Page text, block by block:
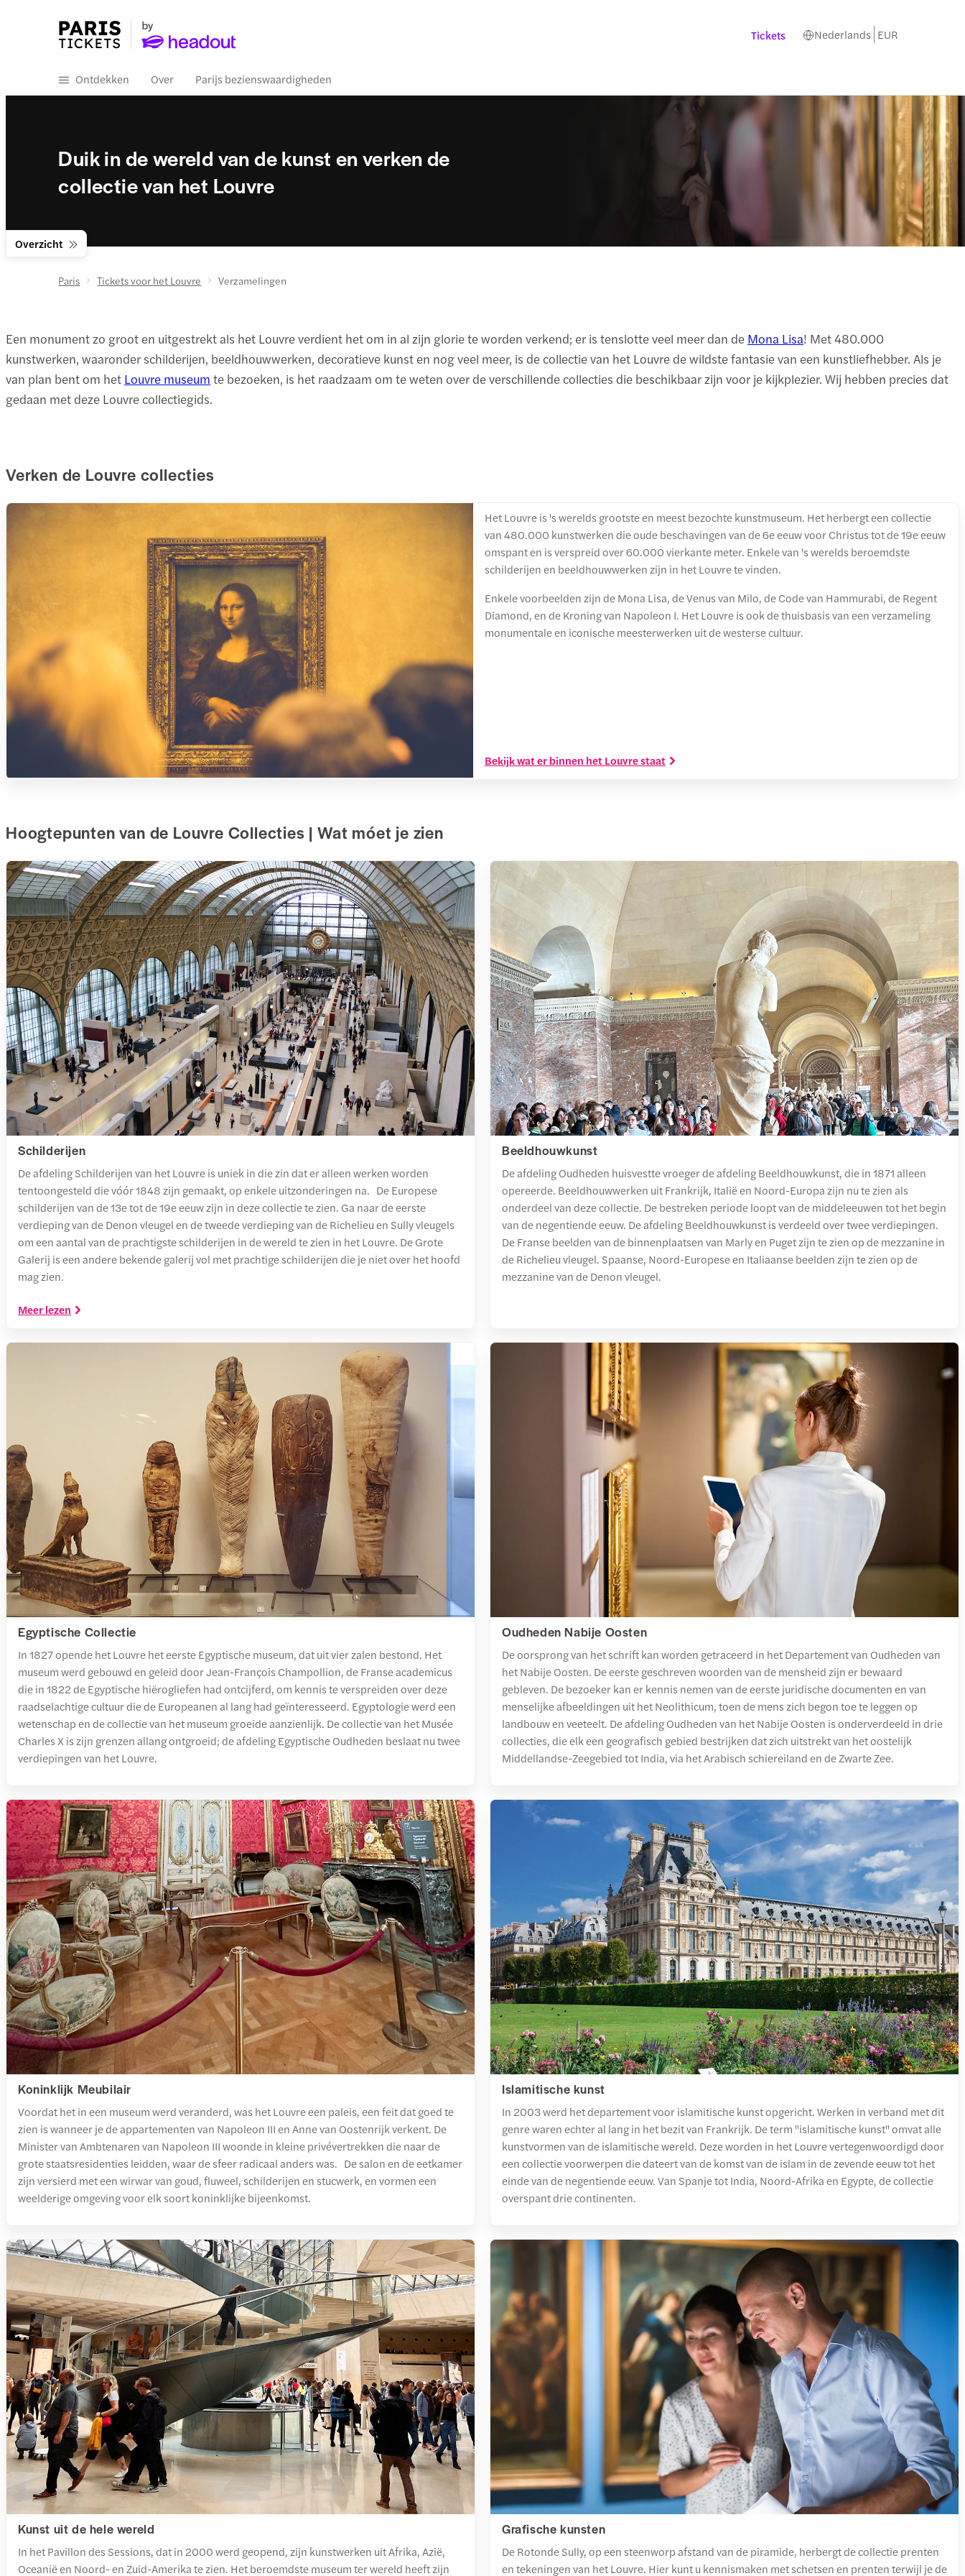
Tickets Nederlands EUR
Ontdekken Over Parijs bezienswaardigheden
Overzicht
Duik in de wereld van de kunst en verken de
collectie van het Louvre
Paris Tickets voor het Louvre Verzamelingen
Een monument zo groot en uitgestrekt als het Louvre verdient het om in al zijn glorie te worden verkend; er is tenslotte veel meer dan de Mona Lisa! Met 480.000
kunstwerken, waaronder schilderijen, beeldhouwwerken, decoratieve kunst en nog veel meer, is de collectie van het Louvre de wildste fantasie van een kunstliefhebber. Als je
van plan bent om het Louvre museum te bezoeken, is het raadzaam om te weten over de verschillende collecties die beschikbaar zijn voor je kijkplezier. Wij hebben precies dat
gedaan met deze Louvre collectiegids.
Verken de Louvre collecties
Het Louvre is 's werelds grootste en meest bezochte kunstmuseum. Het herbergt een collectie
van 480.000 kunstwerken die oude beschavingen van de 6e eeuw voor Christus tot de 19e eeuw
omspant en is verspreid over 60.000 vierkante meter. Enkele van 's werelds beroemdste
schilderijen en beeldhouwwerken zijn in het Louvre te vinden.
Enkele voorbeelden zijn de Mona Lisa, de Venus van Milo, de Code van Hammurabi, de Regent
Diamond, en de Kroning van Napoleon I. Het Louvre is ook de thuisbasis van een verzameling
monumentale en iconische meesterwerken uit de westerse cultuur.
Bekijk wat er binnen het Louvre staat
Hoogtepunten van de Louvre Collecties | Wat móet je zien
Schilderijen
De afdeling Schilderijen van het Louvre is uniek in die zin dat er alleen werken worden
tentoongesteld die vóór 1848 zijn gemaakt, op enkele uitzonderingen na. De Europese
schilderijen van de 13e tot de 19e eeuw zijn in deze collectie te zien. Ga naar de eerste
verdieping van de Denon vleugel en de tweede verdieping van de Richelieu en Sully vleugels
om een aantal van de prachtigste schilderijen in de wereld te zien in het Louvre. De Grote
Galerij is een andere bekende galerij vol met prachtige schilderijen die je niet over het hoofd
mag zien.
Meer lezen
Beeldhouwkunst
De afdeling Oudheden huisvestte vroeger de afdeling Beeldhouwkunst, die in 1871 alleen
opereerde. Beeldhouwwerken uit Frankrijk, Italië en Noord-Europa zijn nu te zien als
onderdeel van deze collectie. De bestreken periode loopt van de middeleeuwen tot het begin
van de negentiende eeuw. De afdeling Beeldhouwkunst is verdeeld over twee verdiepingen.
De Franse beelden van de binnenplaatsen van Marly en Puget zijn te zien op de mezzanine in
de Richelieu vleugel. Spaanse, Noord-Europese en Italiaanse beelden zijn te zien op de
mezzanine van de Denon vleugel.
Egyptische Collectie
In 1827 opende het Louvre het eerste Egyptische museum, dat uit vier zalen bestond. Het
museum werd gebouwd en geleid door Jean-François Champollion, de Franse academicus
die in 1822 de Egyptische hiërogliefen had ontcijferd, om kennis te verspreiden over deze
raadselachtige cultuur die de Europeanen al lang had geïnteresseerd. Egyptologie werd een
wetenschap en de collectie van het museum groeide aanzienlijk. De collectie van het Musée
Charles X is zijn grenzen allang ontgroeid; de afdeling Egyptische Oudheden beslaat nu twee
verdiepingen van het Louvre.
Oudheden Nabije Oosten
De oorsprong van het schrift kan worden getraceerd in het Departement van Oudheden van
het Nabije Oosten. De eerste geschreven woorden van de mensheid zijn er bewaard
gebleven. De bezoeker kan er kennis nemen van de eerste juridische documenten en van
menselijke afbeeldingen uit het Neolithicum, toen de mens zich begon toe te leggen op
landbouw en veeteelt. De afdeling Oudheden van het Nabije Oosten is onderverdeeld in drie
collecties, die elk een geografisch gebied bestrijken dat zich uitstrekt van het oostelijk
Middellandse-Zeegebied tot India, via het Arabisch schiereiland en de Zwarte Zee.
Koninklijk Meubilair
Voordat het in een museum werd veranderd, was het Louvre een paleis, een feit dat goed te
zien is wanneer je de appartementen van Napoleon III en Anne van Oostenrijk verkent. De
Minister van Ambtenaren van Napoleon III woonde in kleine privévertrekken die naar de
grote staatsresidenties leidden, waar de sfeer radicaal anders was. De salon en de eetkamer
zijn versierd met een wirwar van goud, fluweel, schilderijen en stucwerk, en vormen een
weelderige omgeving voor elk soort koninklijke bijeenkomst.
Islamitische kunst
In 2003 werd het departement voor islamitische kunst opgericht. Werken in verband met dit
genre waren echter al lang in het bezit van Frankrijk. De term "islamitische kunst" omvat alle
kunstvormen van de islamitische wereld. Deze worden in het Louvre vertegenwoordigd door
een collectie voorwerpen die dateert van de komst van de islam in de zevende eeuw tot het
einde van de negentiende eeuw. Van Spanje tot India, Noord-Afrika en Egypte, de collectie
overspant drie continenten.
Kunst uit de hele wereld
In het Pavillon des Sessions, dat in 2000 werd geopend, zijn kunstwerken uit Afrika, Azië,
Oceanië en Noord- en Zuid-Amerika te zien. Het beroemdste museum ter wereld heeft zijn
Grafische kunsten
De Rotonde Sully, op een steenworp afstand van de piramide, herbergt de collectie prenten
en tekeningen van het Louvre. Hier kunt u kennismaken met schetsen en prenten terwijl je de